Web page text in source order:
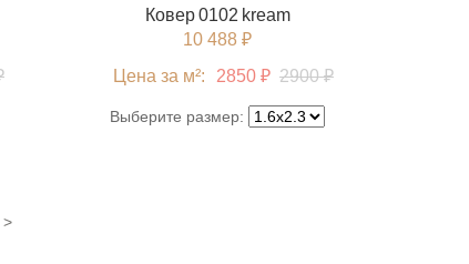
Ковер 0102 kream
10 488 ₽
Цена за м²:
2850 ₽ 2900 ₽
Выберите размер:
>